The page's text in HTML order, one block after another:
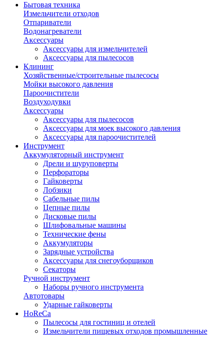
Бытовая техника
Измельчители отходов
Отпариватели
Водонагреватели
Аксессуары
Аксессуары для измельчителей
Аксессуары для пылесосов
Клининг
Хозяйственные/строительные пылесосы
Мойки высокого давления
Пароочистители
Воздуходувки
Аксессуары
Аксессуары для пылесосов
Аксессуары для моек высокого давления
Аксессуары для пароочистителей
Инструмент
Аккумуляторный инструмент
Дрели и шуруповерты
Перфораторы
Гайковерты
Лобзики
Сабельные пилы
Цепные пилы
Дисковые пилы
Шлифовальные машины
Технические фены
Аккумуляторы
Зарядные устройства
Аксессуары для снегоуборщиков
Секаторы
Ручной инструмент
Наборы ручного инструмента
Автотовары
Ударные гайковерты
HoReCa
Пылесосы для гостиниц и отелей
Измельчители пищевых отходов промышленные